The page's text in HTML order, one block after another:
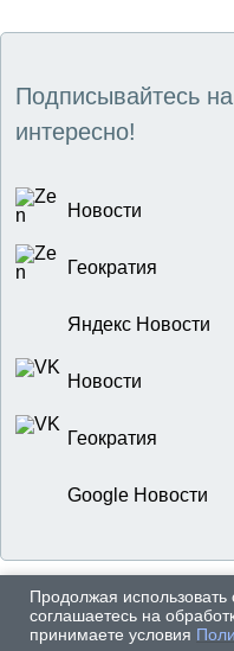
Подписывайтесь
интересно!
Новости
Геократия
Яндекс Новости
Новости
Геократия
Google Новости
Продолжая использовать
соглашаетесь на
принимаете условия